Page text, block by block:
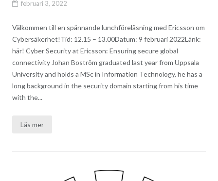
februari 3, 2022
Välkommen till en spännande lunchföreläsning med Ericsson om
Cybersäkerhet!Tid: 12.15 – 13.00Datum: 9 februari 2022Länk:
här! Cyber Security at Ericsson: Ensuring secure global
connectivity Johan Boström graduated last year from Uppsala
University and holds a MSc in Information Technology, he has a
long background in the security domain starting from his time
with the...
Läs mer